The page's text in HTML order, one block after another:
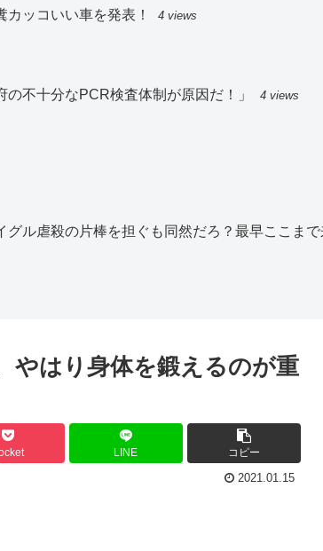
ッコいい車を発表！ 4 views
不十分なPCR検査体制が原因だ！」 4 views
ル虐殺の片棒を担ぐも同然だろ？最早ここまで
やはり身体を鍛えるのが重
LINE コピー
2021.01.15